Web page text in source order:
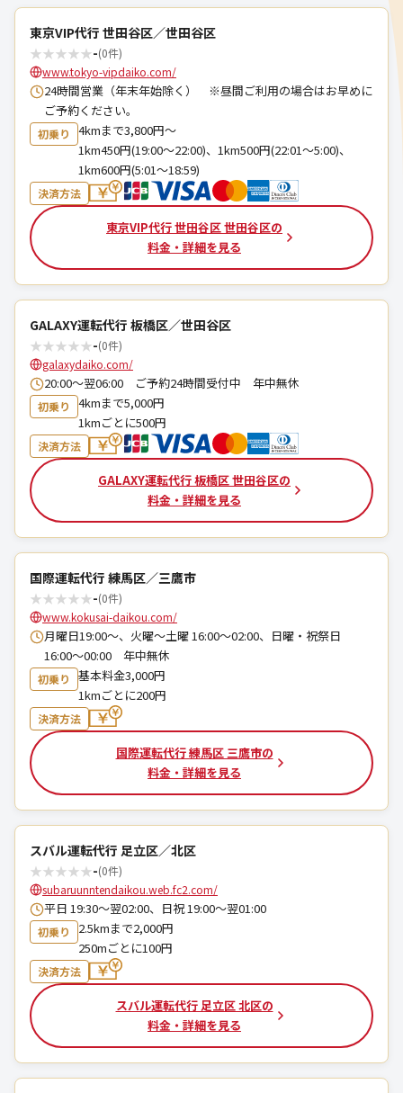
東京VIP代行 世田谷区／世田谷区
★★★★★-(0件)
www.tokyo-vipdaiko.com/
24時間営業（年末年始除く） ※昼間ご利用の場合はお早めに
ご予約ください。
初乗り
4kmまで3,800円～
1km450円(19:00～22:00)、1km500円(22:01～5:00)、
1km600円(5:01～18:59)
決済方法
東京VIP代行 世田谷区 世田谷区の
料金・詳細を見る
GALAXY運転代行 板橋区／世田谷区
★★★★★-(0件)
galaxydaiko.com/
20:00～翌06:00 ご予約24時間受付中 年中無休
初乗り
4kmまで5,000円
1kmごとに500円
決済方法
GALAXY運転代行 板橋区 世田谷区の
料金・詳細を見る
国際運転代行 練馬区／三鷹市
★★★★★-(0件)
www.kokusai-daikou.com/
月曜日19:00～、火曜〜土曜 16:00〜02:00、日曜・祝祭日
16:00〜00:00 年中無休
初乗り
基本料金3,000円
1kmごとに200円
決済方法
国際運転代行 練馬区 三鷹市の
料金・詳細を見る
スバル運転代行 足立区／北区
★★★★★-(0件)
subaruunntendaikou.web.fc2.com/
平日 19:30～翌02:00、日祝 19:00～翌01:00
初乗り
2.5kmまで2,000円
250mごとに100円
決済方法
スバル運転代行 足立区 北区の
料金・詳細を見る